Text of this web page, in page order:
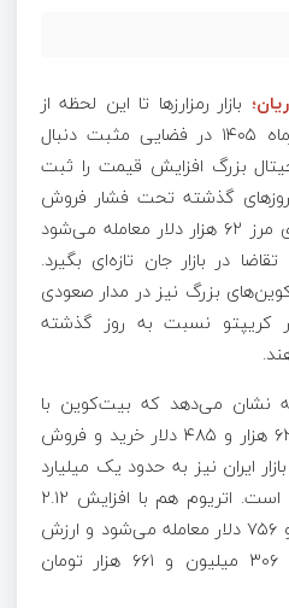
بازار رمزارز‌ها تا این لحظه از
معاملات امروز شنبه ۱۳ تیرماه ۱۴۰۵ در فضایی مثبت دنبال
بزرگ افزایش قیمت را ثبت
گذشته تحت فشار فروش
قرار داشت، اکنون دوباره بالای مرز ۶۲ هزار دلار معامله می‌شود
در بازار جان تازه‌ای بگیرد.
بزرگ نیز در مدار صعودی
کریپتو نسبت به روز گذشته
نشان می‌دهد که بیت‌کوین با
رشد ۱.۲ درصدی در محدوده ۶۲ هزار و ۴۸۵ دلار خرید و فروش
ایران نیز به حدود یک میلیارد
و ۹۲۶ میلیون تومان رسیده است. اتریوم هم با افزایش ۲.۱۲
درصدی در محدوده یک هزار و ۷۵۶ دلار معامله می‌شود و ارزش
آن در بازار داخلی به حدود ۳۰۶ میلیون و ۶۶۱ هزار تومان